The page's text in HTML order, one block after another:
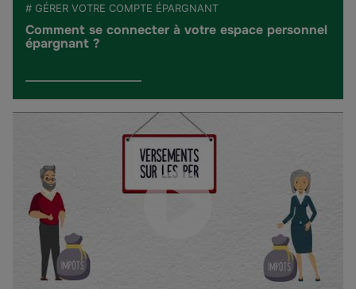
# GÉRER VOTRE COMPTE ÉPARGNANT
Comment se connecter à votre espace personnel
épargnant ?